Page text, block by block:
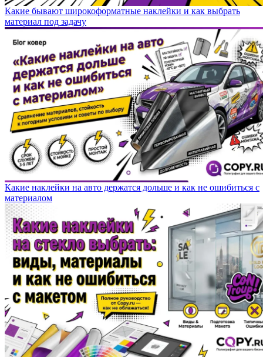
Какие бывают широкоформатные наклейки и как выбрать
материал под задачу
Какие наклейки на авто держатся дольше и как не ошибиться с
материалом